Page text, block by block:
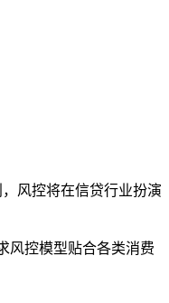
风控将在信贷行业扮演
风控模型贴合各类消费